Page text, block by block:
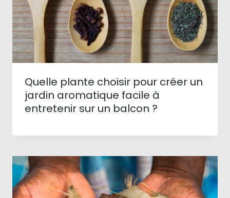
Quelle plante choisir pour créer un
jardin aromatique facile à
entretenir sur un balcon ?